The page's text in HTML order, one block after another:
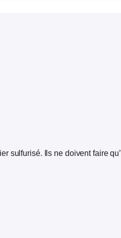
sulfurisé. Ils ne doivent faire